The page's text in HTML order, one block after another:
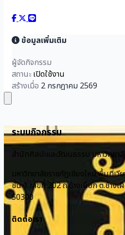
ข้อมูลเพิ่มเติม
ผู้จัดกิจกรรม
สถานะ เปิดใช้งาน
สร้างเมื่อ 2 กรกฎาคม 2569
ระบบกิจกรรม
สำนักศิลปะและวัฒนธรรม มหาวิทยา
มหาวิทยาลัยราชภัฏเชียงใหม่ พื้นที่เวี
ชั้น 1 เลขที่ 202 ถ.ช้างเผือก ต.ช้างเ
50300
ติดต่อเรา